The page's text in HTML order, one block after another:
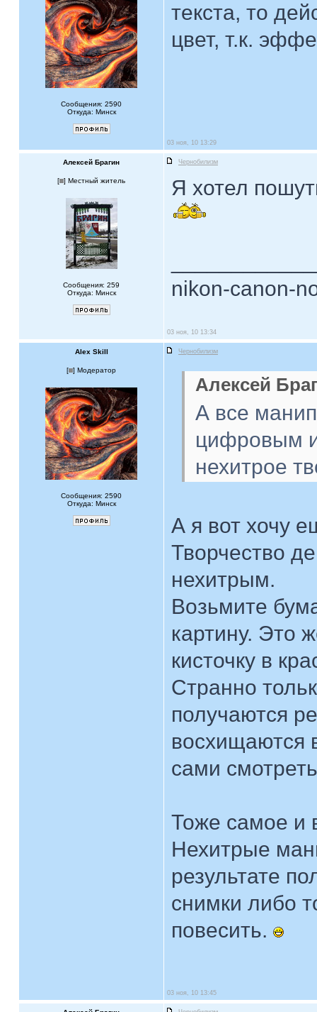
Сообщения: 2590
Откуда: Минск
текста, то
цвет, т.к.
03 ноя, 10 13:29
Алексей Брагин Чернобилизм
[ ] Местный житель
Сообщения: 259
Откуда: Минск
Я хотел
nikon-canon-
03 ноя, 10 13:34
Alex Skill Чернобилизм
[ ] Модератор
Сообщения: 2590
Откуда: Минск
Алексей
А все
цифровым
нехитрое
А я вот хочу
Творчество
нехитрым.
Возьмите
картину. Это
кисточку в
Странно
получаются
восхищаются
сами
Тоже самое и
Нехитрые
результате
снимки либо
повесить.
03 ноя, 10 13:45